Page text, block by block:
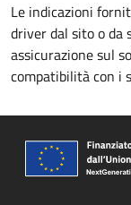
Le indicazioni
driver dal sito o da
assicurazione sul
compatibilità con i